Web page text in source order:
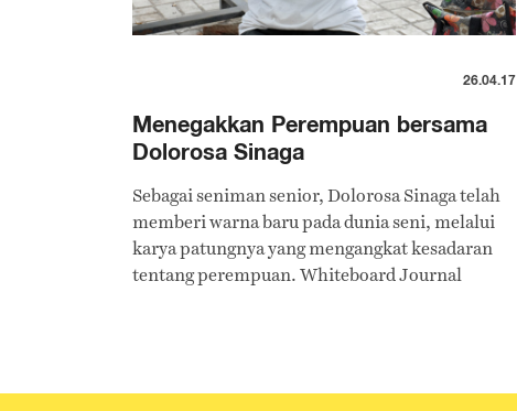
26.04.17
Menegakkan Perempuan bersama
Dolorosa Sinaga
Sebagai seniman senior, Dolorosa Sinaga telah
memberi warna baru pada dunia seni, melalui
karya patungnya yang mengangkat kesadaran
tentang perempuan. Whiteboard Journal